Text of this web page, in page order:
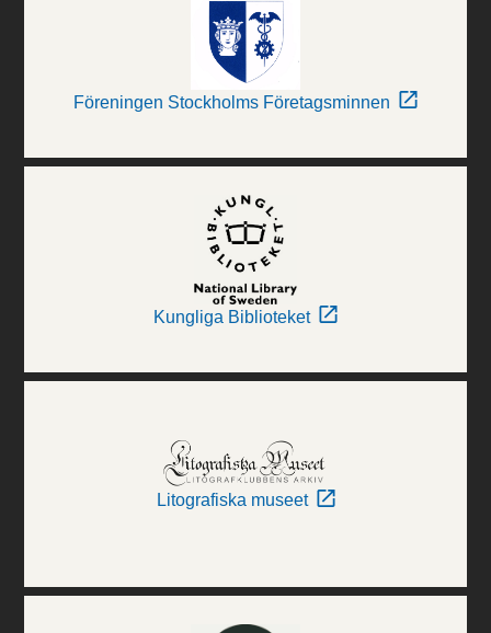
Föreningen Stockholms Företagsminnen
Kungliga Biblioteket
Litografiska museet